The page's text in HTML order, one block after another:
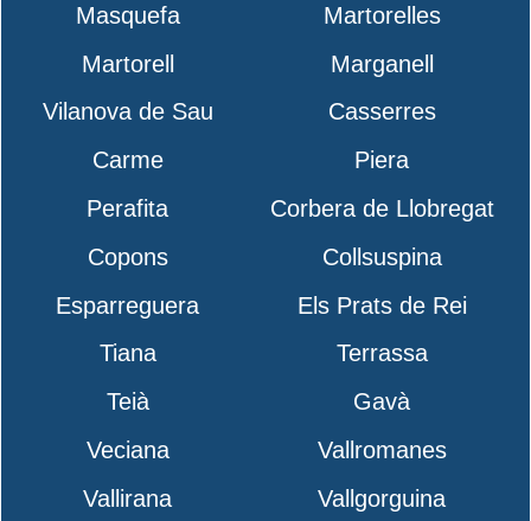
Masquefa
Martorelles
Martorell
Marganell
Vilanova de Sau
Casserres
Carme
Piera
Perafita
Corbera de Llobregat
Copons
Collsuspina
Esparreguera
Els Prats de Rei
Tiana
Terrassa
Teià
Gavà
Veciana
Vallromanes
Vallirana
Vallgorguina